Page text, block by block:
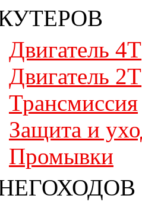
Двигатель 4T
Двигатель 2T
Трансмиссия
Защита и
Промывки